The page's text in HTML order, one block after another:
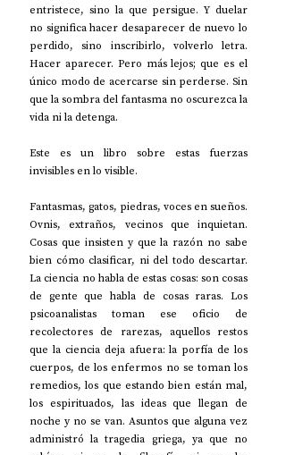
entristece, sino la que persigue. Y duelar
no significa hacer desaparecer de nuevo lo
perdido, sino inscribirlo, volverlo letra.
Hacer aparecer. Pero más lejos; que es el
único modo de acercarse sin perderse. Sin
que la sombra del fantasma no oscurezca la
vida ni la detenga.
Este es un libro sobre estas fuerzas
invisibles en lo visible.
Fantasmas, gatos, piedras, voces en sueños.
Ovnis, extraños, vecinos que inquietan.
Cosas que insisten y que la razón no sabe
bien cómo clasificar, ni del todo descartar.
La ciencia no habla de estas cosas: son cosas
de gente que habla de cosas raras. Los
psicoanalistas toman ese oficio de
recolectores de rarezas, aquellos restos
que la ciencia deja afuera: la porfía de los
cuerpos, de los enfermos no se toman los
remedios, los que estando bien están mal,
los espirituados, las ideas que llegan de
noche y no se van. Asuntos que alguna vez
administró la tragedia griega, ya que no